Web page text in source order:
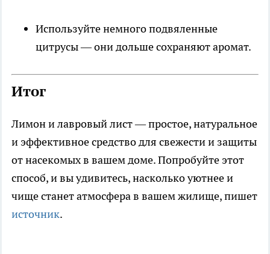
Используйте немного подвяленные
цитрусы — они дольше сохраняют аромат.
Итог
Лимон и лавровый лист — простое, натуральное
и эффективное средство для свежести и защиты
от насекомых в вашем доме. Попробуйте этот
способ, и вы удивитесь, насколько уютнее и
чище станет атмосфера в вашем жилище, пишет
источник.